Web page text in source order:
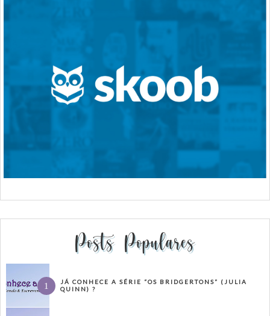
Posts Populares
JÁ CONHECE A SÉRIE “OS BRIDGERTONS” (JULIA
QUINN) ?